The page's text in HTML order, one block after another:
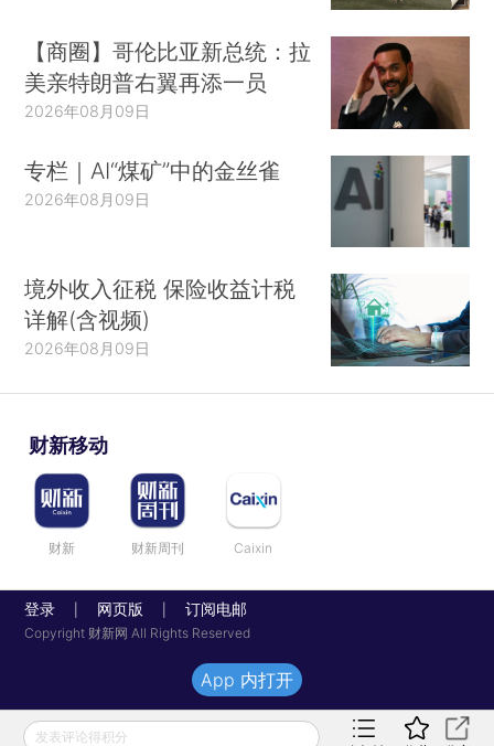
【商圈】哥伦比亚新总统：拉
美亲特朗普右翼再添一员
2026年08月09日
专栏｜AI“煤矿”中的金丝雀
2026年08月09日
境外收入征税 保险收益计税
详解(含视频)
2026年08月09日
财新移动
财新 财新周刊 Caixin
登录 网页版 订阅电邮
Copyright 财新网 All Rights Reserved
发表评论得积分
App 内打开